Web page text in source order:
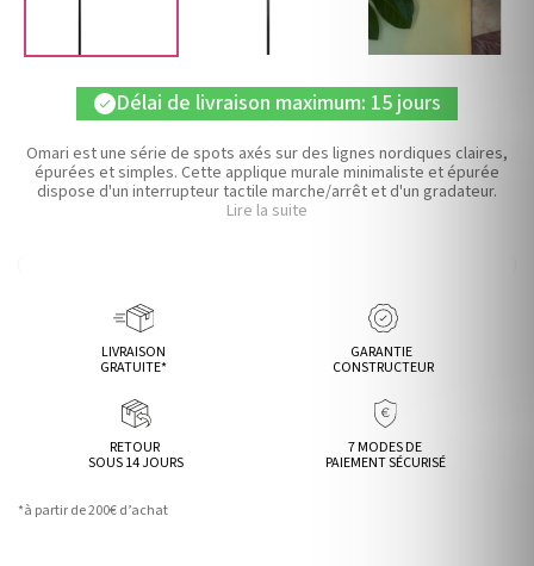
check Délai de livraison maximum: 15 jours
Omari est une série de spots axés sur des lignes nordiques claires,
épurées et simples. Cette applique murale minimaliste et épurée
dispose d'un interrupteur tactile marche/arrêt et d'un gradateur.
Lire la suite
LIVRAISON
GRATUITE*
GARANTIE
CONSTRUCTEUR
RETOUR
SOUS 14 JOURS
7 MODES DE
PAIEMENT SÉCURISÉ
*à partir de 200€ d’achat